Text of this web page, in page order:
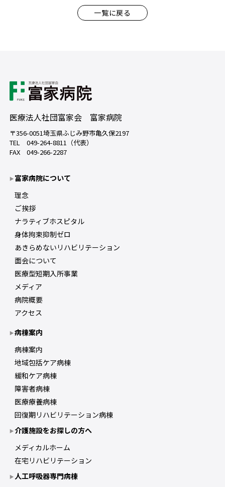
一覧に戻る
医療法人社団富家会 富家病院
〒356-0051埼玉県ふじみ野市亀久保2197
TEL 049-264-8811（代表）
FAX 049-266-2287
富家病院について
理念
ご挨拶
ナラティブホスピタル
身体拘束抑制ゼロ
あきらめないリハビリテーション
面会について
医療型短期入所事業
メディア
病院概要
アクセス
病棟案内
病棟案内
地域包括ケア病棟
緩和ケア病棟
障害者病棟
医療療養病棟
回復期リハビリテーション病棟
介護施設をお探しの方へ
メディカルホーム
在宅リハビリテーション
人工呼吸器専門病棟